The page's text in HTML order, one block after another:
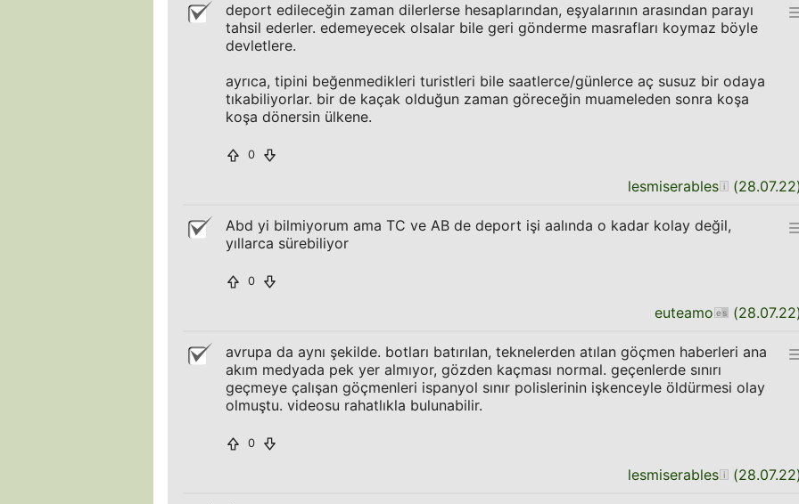
deport edileceğin zaman dilerlerse hesaplarından, eşyalarının arasından parayı
tahsil ederler. edemeyecek olsalar bile geri gönderme masrafları koymaz böyle
devletlere.
ayrıca, tipini beğenmedikleri turistleri bile saatlerce/günlerce aç susuz bir odaya
tıkabiliyorlar. bir de kaçak olduğun zaman göreceğin muameleden sonra koşa
koşa dönersin ülkene.
0
lesmiserables (28.07.22
Abd yi bilmiyorum ama TC ve AB de deport işi aalında o kadar kolay değil,
yıllarca sürebiliyor
0
euteamo (28.07.22
avrupa da aynı şekilde. botları batırılan, teknelerden atılan göçmen haberleri ana
akım medyada pek yer almıyor, gözden kaçması normal. geçenlerde sınırı
geçmeye çalışan göçmenleri ispanyol sınır polislerinin işkenceyle öldürmesi olay
olmuştu. videosu rahatlıkla bulunabilir.
0
lesmiserables (28.07.22